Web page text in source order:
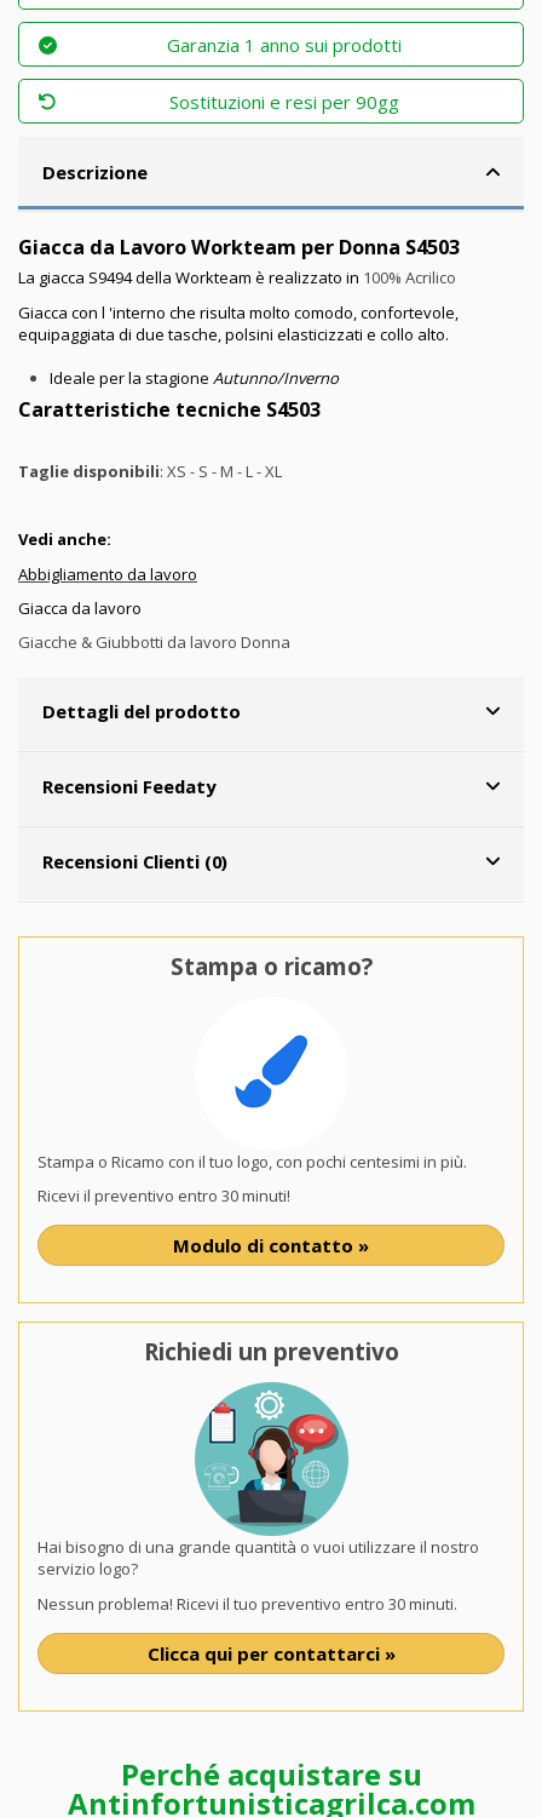
Garanzia 1 anno sui prodotti
Sostituzioni e resi per 90gg
Descrizione
Giacca da Lavoro Workteam per Donna S4503
La giacca S9494 della Workteam è realizzato in 100% Acrilico
Giacca con l 'interno che risulta molto comodo, confortevole,
equipaggiata di due tasche, polsini elasticizzati e collo alto.
Ideale per la stagione Autunno/Inverno
Caratteristiche tecniche S4503
Taglie disponibili: XS - S - M - L - XL
Vedi anche:
Abbigliamento da lavoro
Giacca da lavoro
Giacche & Giubbotti da lavoro Donna
Dettagli del prodotto
Recensioni Feedaty
Recensioni Clienti (0)
Stampa o ricamo?
Stampa o Ricamo con il tuo logo, con pochi centesimi in più.
Ricevi il preventivo entro 30 minuti!
Modulo di contatto »
Richiedi un preventivo
Hai bisogno di una grande quantità o vuoi utilizzare il nostro
servizio logo?
Nessun problema! Ricevi il tuo preventivo entro 30 minuti.
Clicca qui per contattarci »
Perché acquistare su
Antinfortunisticagrilca.com